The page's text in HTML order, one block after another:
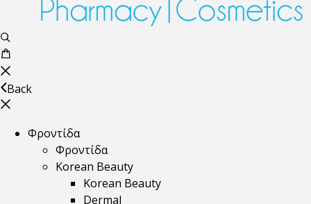
Back
Φροντίδα
Φροντίδα
Korean Beauty
Korean Beauty
Dermal